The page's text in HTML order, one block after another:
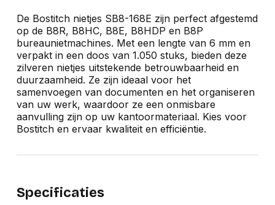
De Bostitch nietjes SB8-168E zijn perfect afgestemd
op de B8R, B8HC, B8E, B8HDP en B8P
bureaunietmachines. Met een lengte van 6 mm en
verpakt in een doos van 1.050 stuks, bieden deze
zilveren nietjes uitstekende betrouwbaarheid en
duurzaamheid. Ze zijn ideaal voor het
samenvoegen van documenten en het organiseren
van uw werk, waardoor ze een onmisbare
aanvulling zijn op uw kantoormateriaal. Kies voor
Bostitch en ervaar kwaliteit en efficiëntie.
Specificaties